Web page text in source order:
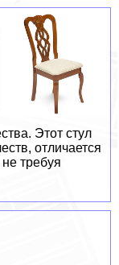
Этот стул
отличается
требуя